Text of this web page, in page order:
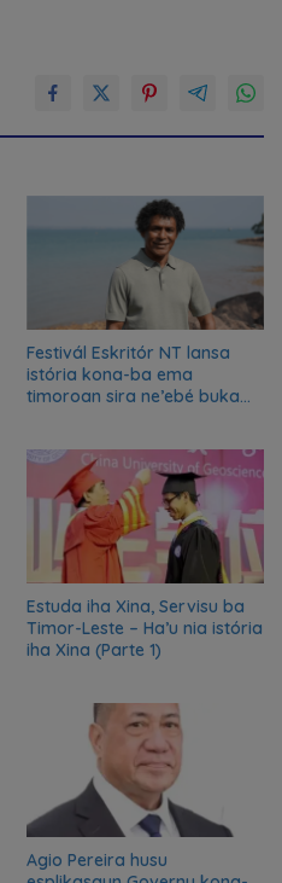
Festivál Eskritór NT lansa
istória kona-ba ema
timoroan sira ne’ebé buka
Estuda iha Xina, Servisu ba
Timor-Leste – Ha’u nia istória
iha Xina (Parte 1)
Agio Pereira husu